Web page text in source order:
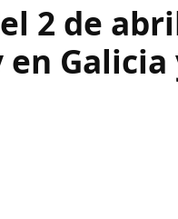
2 de
Galicia